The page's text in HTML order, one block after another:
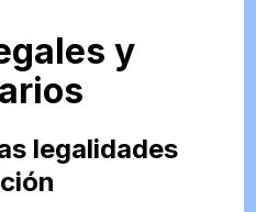
y
legalidades